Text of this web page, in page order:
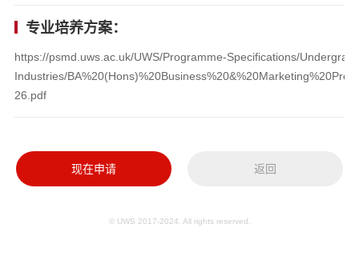
专业培养方案：
https://psmd.uws.ac.uk/UWS/Programme-Specifications/
Industries/
26.pdf
现在申请 返回
© UWS 2017-2024. All rights reserved.